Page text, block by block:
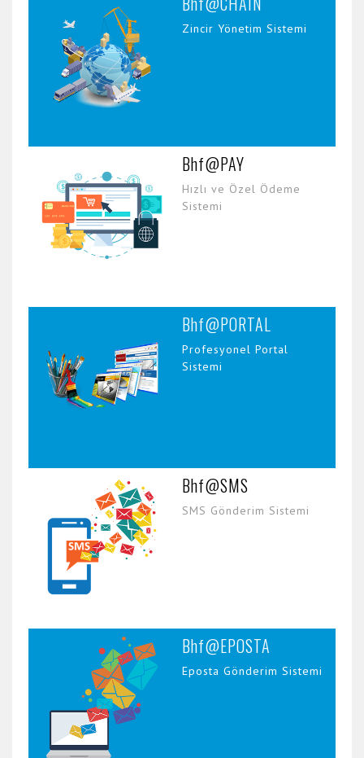
Zincir Yönetim Sistemi
Bhf@PAY
Hızlı ve Özel Ödeme
Sistemi
Bhf@PORTAL
Profesyonel Portal
Sistemi
Bhf@SMS
SMS Gönderim Sistemi
Bhf@EPOSTA
Eposta Gönderim Sistemi